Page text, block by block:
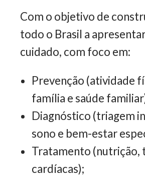
Com o objetivo de
todo o Brasil a
cuidado, com foco em:
Prevenção (atividade
família e saúde
Diagnóstico (triagem
sono e bem-estar
Tratamento (nutrição,
cardíacas);